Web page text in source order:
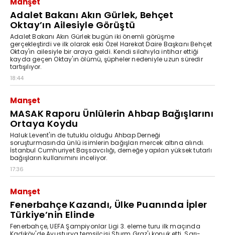
Adalet Bakanı Akın Gürlek, Behçet
Oktay’ın Ailesiyle Görüştü
Adalet Bakanı Akın Gürlek bugün iki önemli görüşme
gerçekleştirdi ve ilk olarak eski Özel Harekat Daire Başkanı Behçet
Oktay'ın ailesiyle bir araya geldi. Kendi silahıyla intihar ettiği
kayda geçen Oktay'ın ölümü, şüpheler nedeniyle uzun süredir
tartışılıyor.
18:44
Manşet
MASAK Raporu Ünlülerin Ahbap Bağışlarını
Ortaya Koydu
Haluk Levent'in de tutuklu olduğu Ahbap Derneği
soruşturmasında ünlü isimlerin bağışları mercek altına alındı.
İstanbul Cumhuriyet Başsavcılığı, derneğe yapılan yüksek tutarlı
bağışların kullanımını inceliyor.
17:36
Manşet
Fenerbahçe Kazandı, Ülke Puanında İpler
Türkiye’nin Elinde
Fenerbahçe, UEFA Şampiyonlar Ligi 3. eleme turu ilk maçında